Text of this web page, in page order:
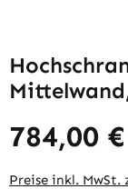
784,00 €
Preise inkl. MwSt.